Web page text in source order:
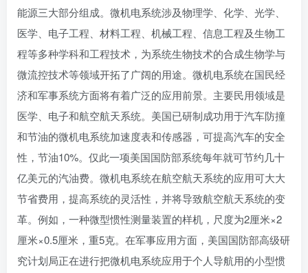
能源三大部分组成。微机电系统涉及物理学、化学、光学、
医学、电子工程、材料工程、机械工程、信息工程及生物工
程等多种学科和工程技术，为系统生物技术的合成生物学与
微流控技术等领域开拓了广阔的用途。微机电系统在国民经
济和军事系统方面将有着广泛的应用前景。主要民用领域是
医学、电子和航空航天系统。美国已研制成功用于汽车防撞
和节油的微机电系统加速度表和传感器，可提高汽车的安全
性，节油10%。仅此一项美国国防部系统每年就可节约几十
亿美元的汽油费。微机电系统在航空航天系统的应用可大大
节省费用，提高系统的灵活性，并将导致航空航天系统的变
革。例如，一种微型惯性测量装置的样机，尺度为2厘米×2
厘米×0.5厘米，重5克。在军事应用方面， 美国国防部高级研
究计划局正在进行把微机电系统应用于个人导航用的小型惯